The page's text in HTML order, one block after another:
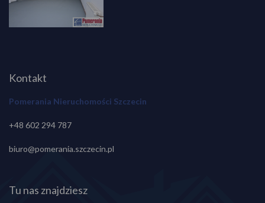
Kontakt
Pomerania Nieruchomości Szczecin
+48 602 294 787
biuro@pomerania.szczecin.pl
Tu nas znajdziesz